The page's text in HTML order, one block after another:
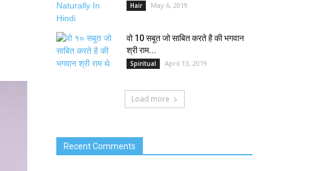
Hair May 6, 2019
वो 10 सबूत जो साबित करते है की भगवान
श्री राम...
Spiritual April 13, 2019
Load more
Recent Comments